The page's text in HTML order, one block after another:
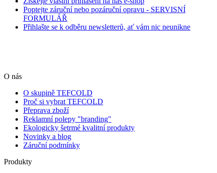
Poptejte záruční nebo pozáruční opravu - SERVISNÍ
FORMULÁŘ
Přihlašte se k odběru newsletterů, ať vám nic neunikne
O nás
O skupině TEFCOLD
Proč si vybrat TEFCOLD
Přeprava zboží
Reklamní polepy "branding"
Ekologicky šetrmé kvalitní produkty
Novinky a blog
Záruční podmínky
Produkty